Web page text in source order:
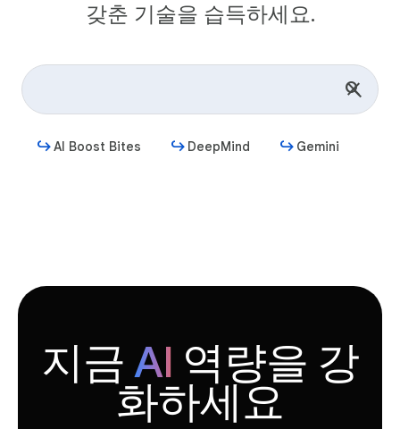
갖춘 기술을 습득하세요.
AI Boost Bites DeepMind Gemini
지금 AI 역량을 강
화하세요